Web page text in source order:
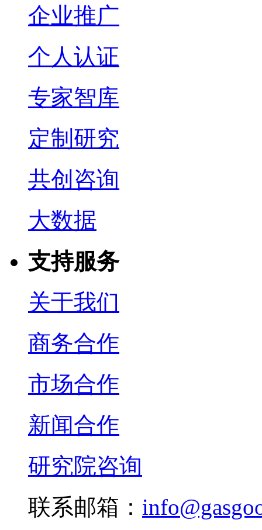
企业推广
个人认证
专家智库
定制研究
共创咨询
大数据
支持服务
关于我们
商务合作
市场合作
新闻合作
研究院咨询
联系邮箱：